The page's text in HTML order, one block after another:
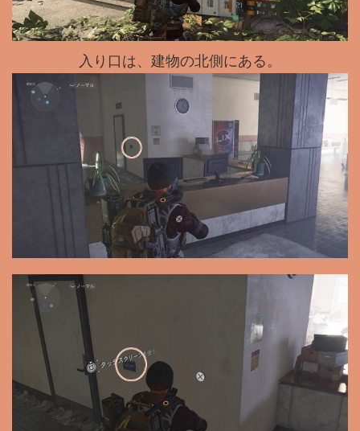
入り口は、建物の北側にある。